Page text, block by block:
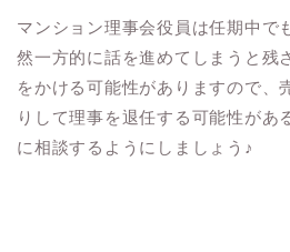
マンション理事会役員は任期中で
然一方的に話を進めてしまうと残
をかける可能性がありますので、
りして理事を退任する可能性があ
に相談するようにしましょう♪